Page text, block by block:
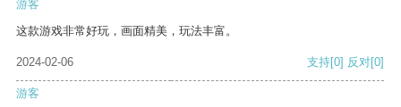
游客
这款游戏非常好玩，画面精美，玩法丰富。
2024-02-06 支持[0] 反对[0]
游客